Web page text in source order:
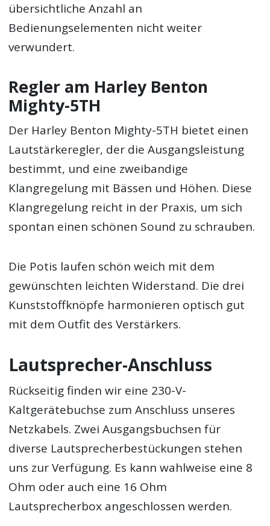
übersichtliche Anzahl an
Bedienungselementen nicht weiter
verwundert.
Regler am Harley Benton
Mighty-5TH
Der Harley Benton Mighty-5TH bietet einen
Lautstärkeregler, der die Ausgangsleistung
bestimmt, und eine zweibandige
Klangregelung mit Bässen und Höhen. Diese
Klangregelung reicht in der Praxis, um sich
spontan einen schönen Sound zu schrauben.
Die Potis laufen schön weich mit dem
gewünschten leichten Widerstand. Die drei
Kunststoffknöpfe harmonieren optisch gut
mit dem Outfit des Verstärkers.
Lautsprecher-Anschluss
Rückseitig finden wir eine 230-V-
Kaltgerätebuchse zum Anschluss unseres
Netzkabels. Zwei Ausgangsbuchsen für
diverse Lautsprecherbestückungen stehen
uns zur Verfügung. Es kann wahlweise eine 8
Ohm oder auch eine 16 Ohm
Lautsprecherbox angeschlossen werden.